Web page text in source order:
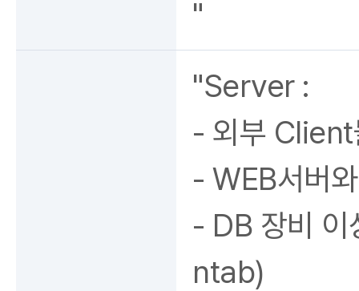
"
"Server :
- 외부 Client
- WEB서버
- DB 장비 이
ntab)